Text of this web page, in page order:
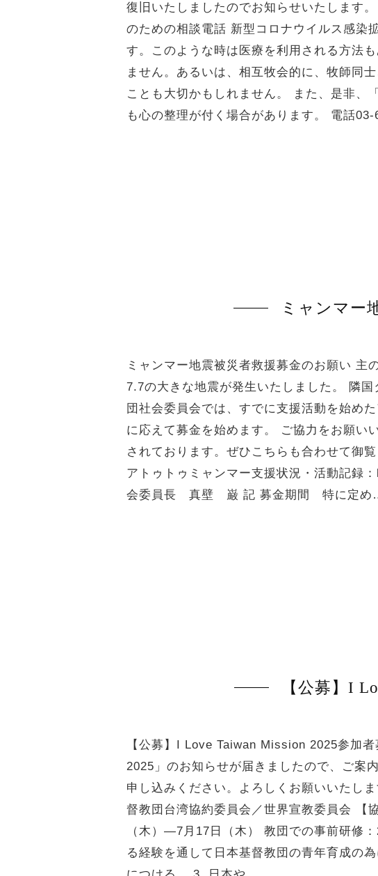
復旧いたしましたのでお知らせいたします
のための相談電話 新型コロナウイルス感染
す。このような時は医療を利用される方法
ません。あるいは、相互牧会的に、牧師同
ことも大切かもしれません。 また、是非、
も心の整理が付く場合があります。 電話
ミャンマー
ミャンマー地震被災者救援募金のお願い 主
7.7の大きな地震が発生いたしました。 隣
団社会委員会では、すでに支援活動を始め
に応えて募金を始めます。 ご協力をお願い
されております。ぜひこちらも合わせて御
アトゥトゥミャンマー支援状況・活動記録
会委員長 真壁 巌 記 募金期間 特に定
【公募】I
【公募】I Love Taiwan Mission 2025参加
2025」のお知らせが届きましたので、ご案
申し込みください。よろしくお願いいたし
督教団台湾協約委員会／世界宣教委員会 【
（木）―7月17日（木） 教団での事前研修
る経験を通して日本基督教団の青年育成の